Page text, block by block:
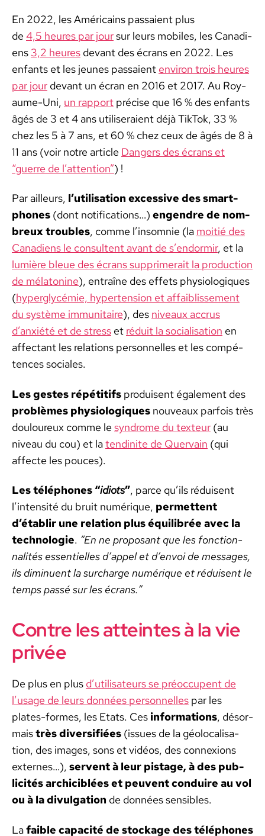
En 2022, les Améri­cains pas­saient plus
de4,5 heures par joursur leurs mobiles, les Cana­di­
ens 3,2 heures devant des écrans en 2022. Les
enfants et les jeunes pas­saient env­i­ron trois heures
par jour devant un écran en 2016 et 2017. Au Roy­
aume-Uni, un rap­port pré­cise que 16 % des enfants
âgés de 3 et 4 ans utilis­eraient déjà Tik­Tok, 33 %
chez les 5 à 7 ans, et 60 % chez ceux de âgés de 8 à
11 ans (voir notre arti­cle Dan­gers des écrans et
“guerre de l’at­ten­tion”) !
Par ailleurs, l’utilisation exces­sive des smart­
phones (dont noti­fi­ca­tions…) engen­dre de nom­
breux trou­bles, comme l’insomnie (la moitié des
Cana­di­ens le con­sul­tent avant de s’endormir, et la
lumière bleue des écrans sup­primerait la pro­duc­tion
de méla­to­nine), entraîne des effets phys­i­ologiques
(hyper­gly­cémie, hyper­ten­sion et affaib­lisse­ment
du sys­tème immu­ni­taire), des niveaux accrus
d’anxiété et de stress et réduit la social­i­sa­tion en
affec­tant les rela­tions per­son­nelles et les com­pé­
tences sociales.
Les gestes répéti­tifs pro­duisent égale­ment des
prob­lèmes phys­i­ologiques nou­veaux par­fois très
douloureux comme lesyn­drome du tex­teur (au
niveau du cou) et laten­di­nite de Quer­vain (qui
affecte les pouces).
Les télé­phones “idiots”, parce qu’ils réduisent
l’intensité du bruit numérique, per­me­t­tent
d’établir une rela­tion plus équili­brée avec la
tech­nolo­gie. “En ne pro­posant que les fonc­tion­
nal­ités essen­tielles d’appel et d’envoi de mes­sages,
ils dimin­u­ent la sur­charge numérique et réduisent le
temps passé sur les écrans.”
Contre les atteintes à la vie
privée
De plus en plus d’utilisateurs se préoc­cu­pent de
l’usage de leurs don­nées per­son­nelles par les
plates-formes, les Etats. Ces infor­ma­tions, désor­
maistrès diver­si­fiées (issues de la géolo­cal­i­sa­
tion, des images, sons et vidéos, des con­nex­ions
externes…), ser­vent à leur pistage, à des pub­
lic­ités archi­ci­blées et peu­vent con­duire au vol
ou à la divul­ga­tion de don­nées sen­si­bles.
Lafaible capac­ité de stock­age des télé­phones